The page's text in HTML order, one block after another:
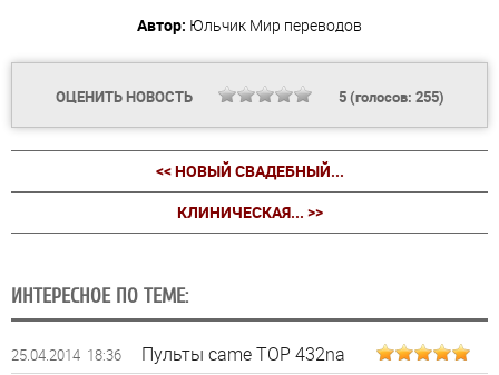
Автор: Юльчик Мир переводов
ОЦЕНИТЬ НОВОСТЬ 5(голосов: 255)
<< НОВЫЙ СВАДЕБНЫЙ...
КЛИНИЧЕСКАЯ... >>
ИНТЕРЕСНОЕ ПО ТЕМЕ:
25.04.2014 18:36 Пульты came TOP 432na